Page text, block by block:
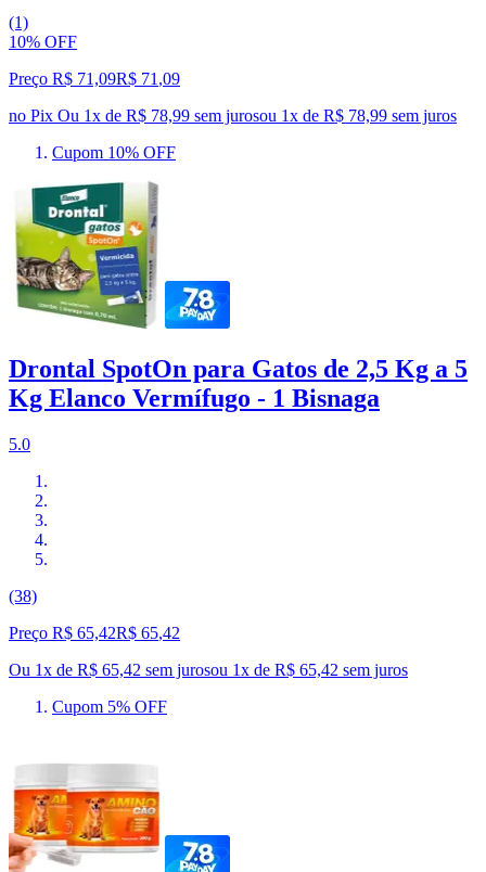
(1)
10% OFF
Preço R$ 71,09R$ 71 ,09
no Pix Ou 1x de R$ 78,99 sem jurosou 1x de R$ 78,99 sem juros
Cupom 10% OFF
Drontal SpotOn para Gatos de 2,5 Kg a 5
Kg Elanco Vermífugo - 1 Bisnaga
5.0
(38)
Preço R$ 65,42R$ 65,42
Ou 1x de R$ 65,42 sem jurosou 1x de R$ 65,42 sem juros
Cupom 5% OFF